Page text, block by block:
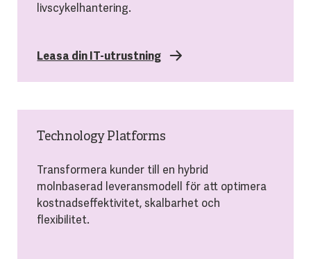
livscykelhantering.
Leasa din IT-utrustning
Technology Platforms
Transformera kunder till en hybrid
molnbaserad leveransmodell för att optimera
kostnadseffektivitet, skalbarhet och
flexibilitet.